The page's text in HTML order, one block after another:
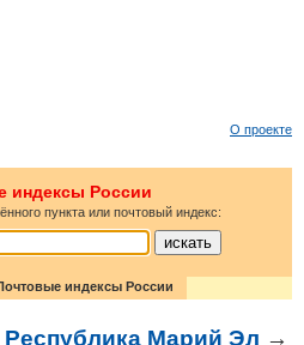
О проекте
индексы России
пункта или почтовый индекс:
индексы России
Республика Марий Эл →